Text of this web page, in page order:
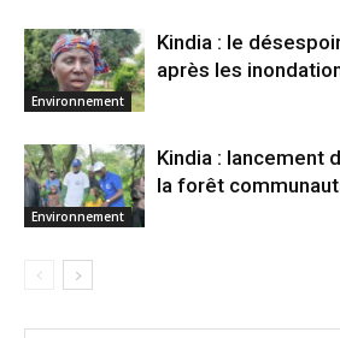
Environnement
Kindia : le
après les
Environnement
Kindia : lancement
la forêt